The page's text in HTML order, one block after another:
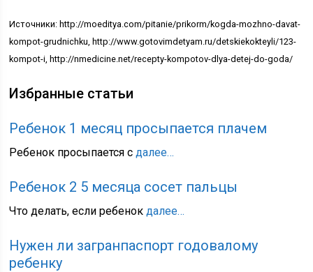
Источники: http://moeditya.com/pitanie/prikorm/kogda-mozhno-davat-
kompot-grudnichku, http://www.gotovimdetyam.ru/detskiekokteyli/123-
kompot-i, http://nmedicine.net/recepty-kompotov-dlya-detej-do-goda/
Избранные статьи
Ребенок 1 месяц просыпается плачем
Ребенок просыпается сдалее…
Ребенок 2 5 месяца сосет пальцы
Что делать, если ребенокдалее…
Нужен ли загранпаспорт годовалому
ребенку